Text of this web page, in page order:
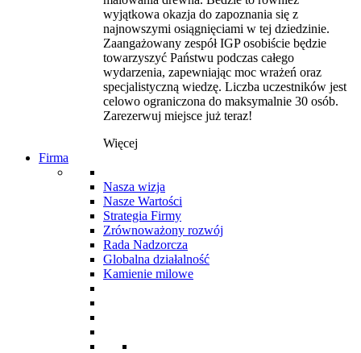
wyjątkowa okazja do zapoznania się z
najnowszymi osiągnięciami w tej dziedzinie.
Zaangażowany zespół IGP osobiście będzie
towarzyszyć Państwu podczas całego
wydarzenia, zapewniając moc wrażeń oraz
specjalistyczną wiedzę. Liczba uczestników jest
celowo ograniczona do maksymalnie 30 osób.
Zarezerwuj miejsce już teraz!
Więcej
Firma
Nasza wizja
Nasze Wartości
Strategia Firmy
Zrównoważony rozwój
Rada Nadzorcza
Globalna działalność
Kamienie milowe